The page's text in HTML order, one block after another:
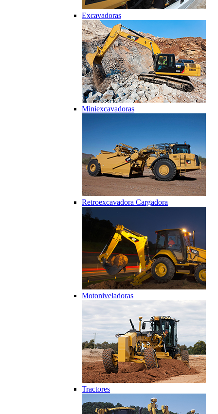
Excavadoras
Miniexcavadoras
Retroexcavadora Cargadora
Motoniveladoras
Tractores